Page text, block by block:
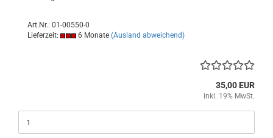
Art.Nr.: 01-00550-0
Lieferzeit:
6 Monate (Ausland abweichend)
35,00 EUR
inkl. 19% MwSt.